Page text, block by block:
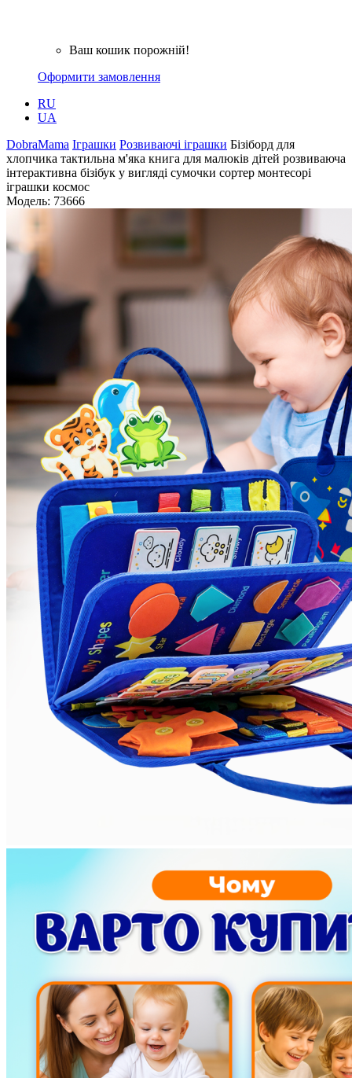
Ваш кошик порожній!
Оформити замовлення
RU
UA
DobraMama Іграшки Розвиваючі іграшки Бізіборд для
хлопчика тактильна м'яка книга для малюків дітей розвиваюча
інтерактивна бізібук у вигляді сумочки сортер монтесорі
іграшки космос
Модель: 73666